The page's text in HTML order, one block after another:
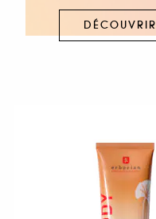
DÉCOUVRIR